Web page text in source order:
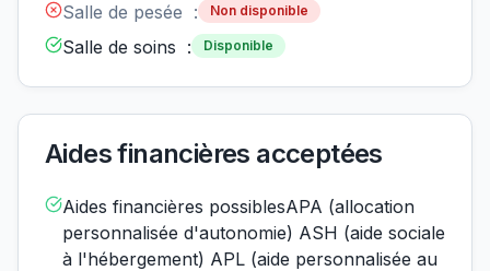
Salle de pesée : Non disponible
Salle de soins : Disponible
Aides financières acceptées
Aides financières possiblesAPA (allocation
personnalisée d'autonomie) ASH (aide sociale
à l'hébergement) APL (aide personnalisée au